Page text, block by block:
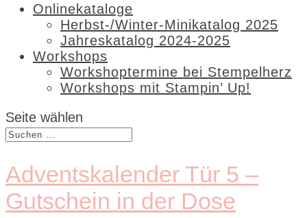
Onlinekataloge
Herbst-/Winter-Minikatalog 2025
Jahreskatalog 2024-2025
Workshops
Workshoptermine bei Stempelherz
Workshops mit Stampin’ Up!
Seite wählen
Adventskalender Tür 5 –
Gutschein in der Dose